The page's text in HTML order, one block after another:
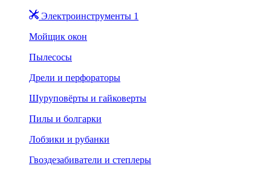
Электроинструменты 1
Мойщик окон
Пылесосы
Дрели и перфораторы
Шуруповёрты и гайковерты
Пилы и болгарки
Лобзики и рубанки
Гвоздезабиватели и степлеры